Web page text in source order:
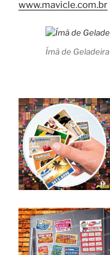
www.mavicle.com.br
Ímã de Geladeira